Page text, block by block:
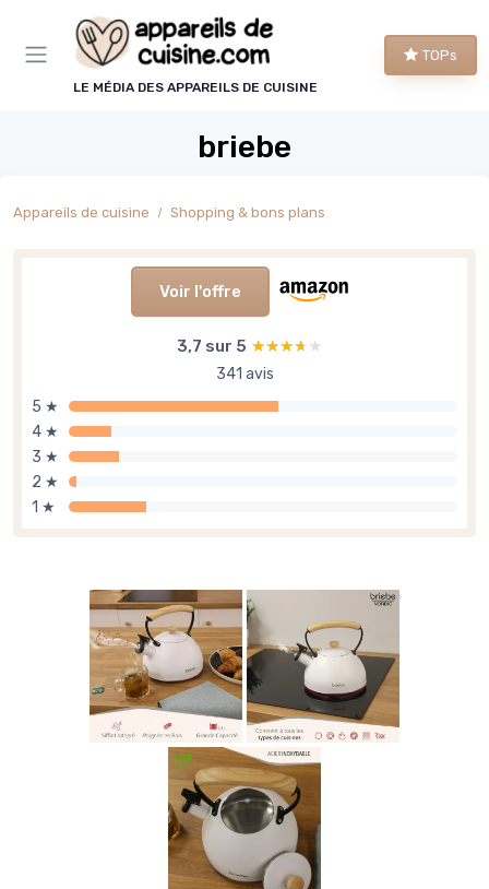
LE MÉDIA DES APPAREILS DE CUISINE
TOPs
briebe
Appareils de cuisine Shopping & bons plans
Voir l'offre
3,7 sur 5 ★★★★★
★★★★★
341 avis
5 ★
4 ★
3 ★
2 ★
1 ★
Panneau de gestion des cookies